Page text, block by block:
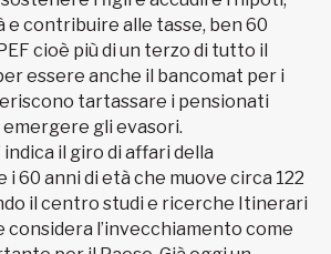
contribuire alle tasse, ben 60
cioè più di un terzo di tutto il
essere anche il bancomat per i
tartassare i pensionati
gli evasori.
indica il giro di affari della
60 anni di età che muove circa 122
il centro studi e ricerche Itinerari
considera l’invecchiamento come